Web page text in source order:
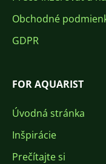
Obchodné
GDPR
FOR AQUARIST
Úvodná stránka
Inšpirácie
Prečítajte si